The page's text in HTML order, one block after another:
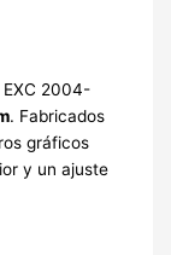
2004-
. Fabricados
gráficos
y un ajuste